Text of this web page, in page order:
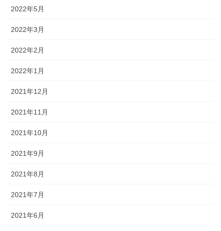
2022年5月
2022年3月
2022年2月
2022年1月
2021年12月
2021年11月
2021年10月
2021年9月
2021年8月
2021年7月
2021年6月